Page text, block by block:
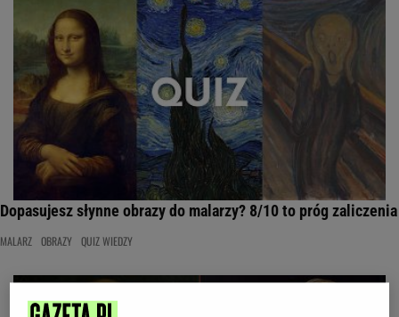
Dopasujesz słynne obrazy do malarzy? 8/10 to próg zaliczenia
MALARZ OBRAZY QUIZ WIEDZY